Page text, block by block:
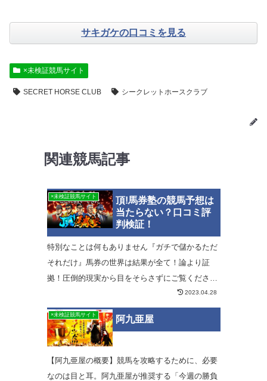
サキガケの口コミを見る
×未検証競馬サイト
SECRET HORSE CLUB シークレットホースクラブ
関連競馬記事
×未検証競馬サイト
頂!馬券塾の競馬予想は
当たらない？口コミ評
判検証！
特別なことは何もありません『ガチで儲かるただ
それだけ』馬券の世界は結果が全て！論より証
拠！圧倒的現実から目をそらさずにご覧くださ
い。馬券を極めること、それ即ち…金儲けを極め
ること
2023.04.28
×未検証競馬サイト 阿九亜屋
【阿九亜屋の概要】競馬を攻略するために、必要
なのは目と耳。阿九亜屋が推奨する「今週の勝負